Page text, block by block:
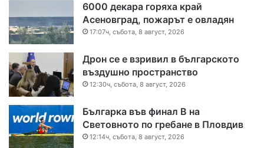
6000 декара горяха край
Асеновград, пожарът е овладян
17:07ч, събота, 8 август, 2026
Дрон се е взривил в българското
въздушно пространство
12:30ч, събота, 8 август, 2026
Българка във финал B на
Световното по гребане в Пловдив
12:14ч, събота, 8 август, 2026